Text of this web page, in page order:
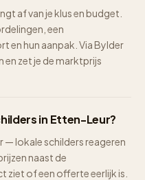
af van je klus en budget.
een
en hun aanpak. Via Bylder
en zet je de marktprijs
in Etten-Leur?
— lokale schilders reageren
naast de
of een offerte eerlijk is.